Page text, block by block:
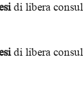
di libera
di libera